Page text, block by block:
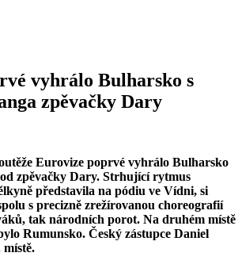
vyhrálo Bulharsko s
zpěvačky Dary
Eurovize poprvé vyhrálo Bulharsko
zpěvačky Dary. Strhující rytmus
představila na pódiu ve Vídni, si
s precizně zrežírovanou choreografií
tak národních porot. Na druhém místě
Rumunsko. Český zástupce Daniel
místě.